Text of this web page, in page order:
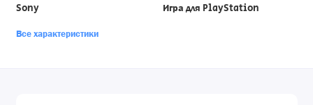
Sony Игра для PlayStation
Все характеристики